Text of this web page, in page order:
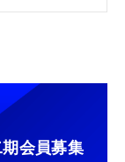
会員募集